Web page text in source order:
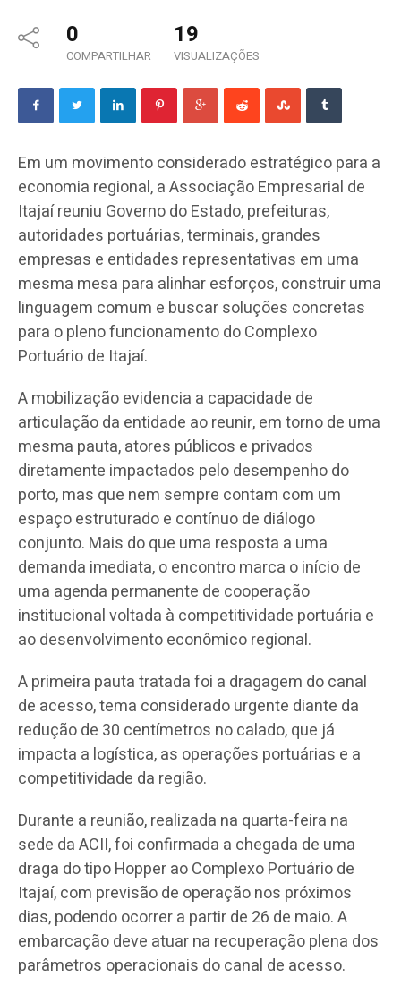
0
COMPARTILHAR
19
VISUALIZAÇÕES
Em um movimento considerado estratégico para a
economia regional, a Associação Empresarial de
Itajaí reuniu Governo do Estado, prefeituras,
autoridades portuárias, terminais, grandes
empresas e entidades representativas em uma
mesma mesa para alinhar esforços, construir uma
linguagem comum e buscar soluções concretas
para o pleno funcionamento do Complexo
Portuário de Itajaí.
A mobilização evidencia a capacidade de
articulação da entidade ao reunir, em torno de uma
mesma pauta, atores públicos e privados
diretamente impactados pelo desempenho do
porto, mas que nem sempre contam com um
espaço estruturado e contínuo de diálogo
conjunto. Mais do que uma resposta a uma
demanda imediata, o encontro marca o início de
uma agenda permanente de cooperação
institucional voltada à competitividade portuária e
ao desenvolvimento econômico regional.
A primeira pauta tratada foi a dragagem do canal
de acesso, tema considerado urgente diante da
redução de 30 centímetros no calado, que já
impacta a logística, as operações portuárias e a
competitividade da região.
Durante a reunião, realizada na quarta-feira na
sede da ACII, foi confirmada a chegada de uma
draga do tipo Hopper ao Complexo Portuário de
Itajaí, com previsão de operação nos próximos
dias, podendo ocorrer a partir de 26 de maio. A
embarcação deve atuar na recuperação plena dos
parâmetros operacionais do canal de acesso.